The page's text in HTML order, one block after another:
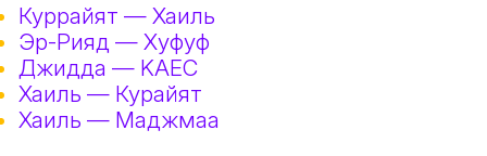
Куррайят — Хаиль
Эр-Рияд — Хуфуф
Джидда — KAEC
Хаиль — Курайят
Хаиль — Маджмаа